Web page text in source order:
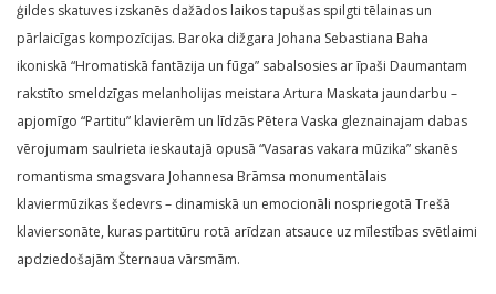
ģildes skatuves izskanēs dažādos laikos tapušas spilgti tēlainas un
pārlaicīgas kompozīcijas. Baroka dižgara Johana Sebastiana Baha
ikoniskā “Hromatiskā fantāzija un fūga” sabalsosies ar īpaši Daumantam
rakstīto smeldzīgas melanholijas meistara Artura Maskata jaundarbu –
apjomīgo “Partitu” klavierēm un līdzās Pētera Vaska gleznainajam dabas
vērojumam saulrieta ieskautajā opusā “Vasaras vakara mūzika” skanēs
romantisma smagsvara Johannesa Brāmsa monumentālais
klaviermūzikas šedevrs – dinamiskā un emocionāli nospriegotā Trešā
klaviersonāte, kuras partitūru rotā arīdzan atsauce uz mīlestības svētlaimi
apdziedošajām Šternaua vārsmām.